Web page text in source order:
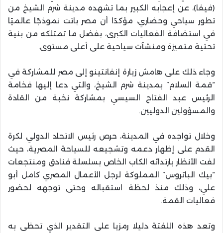
(فيفا)، عن إعجابه الكبير بما تشهده مدينة شرم الشيخ من
تطور سياحي وحضاري، مؤكدًا أن مصر باتت نموذجًا عالميًا
في استضافة الفعاليات الكبرى، بفضل ما تمتلكه من بنية
تحتية متميزة ومنشآت سياحية على أعلى مستوى.
وجاء ذلك على هامش زيارة إنفانتينو إلى مصر للمشاركة في
“قمة السلام” بمدينة شرم الشيخ، والتي دعا إليها فخامة
الرئيس عبد الفتاح السيسي بمشاركة نخبة من القادة
والمسؤولين الدوليين.
وخلال تواجده في المدينة، حرص رئيس الاتحاد الدولي لكرة
القدم على إظهار دعمه وتشجيعه للسياحة المصرية، حيث
لفت الأنظار بارتدائه الكاب الخاص بسلسلة فنادق ومنتجعات
“بيك الباتروس” المملوكة لرجل الأعمال المصري كامل أبو
علي، وذلك منذ لحظة استقباله وحتى توجهه لحضور
فعاليات القمة.
وتعد هذه اللفتة دليلا رمزيا على التقدير الذي تحظى به